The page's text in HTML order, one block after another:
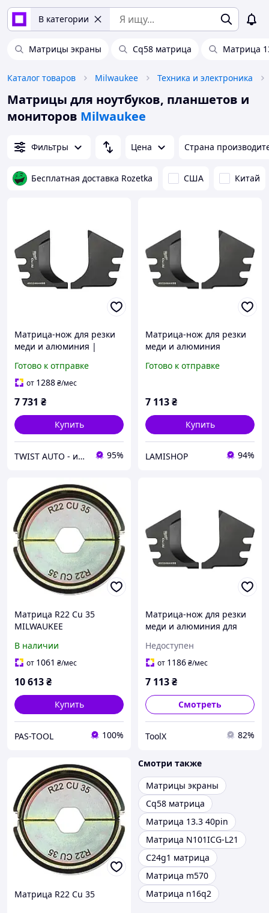
В категории
Матрицы экраны Cq58 матрица Матрица
Каталог товаров Milwaukee Техника и электроника
Матрицы для ноутбуков, планшетов и
мониторов Milwaukee
Фильтры Цена Страна
Бесплатная доставка Rozetka США Китай
Матрица-нож для резки
меди и алюминия |
Готово к отправке
от 1288₴/мес
7 731 ₴
Купить
TWIST AUTO - инструмент по доступной цене 95%
Матрица-нож для резки
меди и алюминия
Готово к отправке
7 113₴
Купить
LAMISHOP 94%
Матрица R22 Cu 35
MILWAUKEE
В наличии
от 1061 ₴/мес
10 613₴
Купить
PAS-TOOL 100%
Матрица-нож для резки
меди и алюминия для
Недоступен
от 1186₴/мес
7 113₴
Смотреть
ToolX 82%
Матрица R22 Cu 35
Смотри также
Матрицы экраны
Cq58 матрица
Матрица 13.3 40pin
Матрица N101ICG-L21
C24g1 матрица
Матрица m570
Матрица n16q2